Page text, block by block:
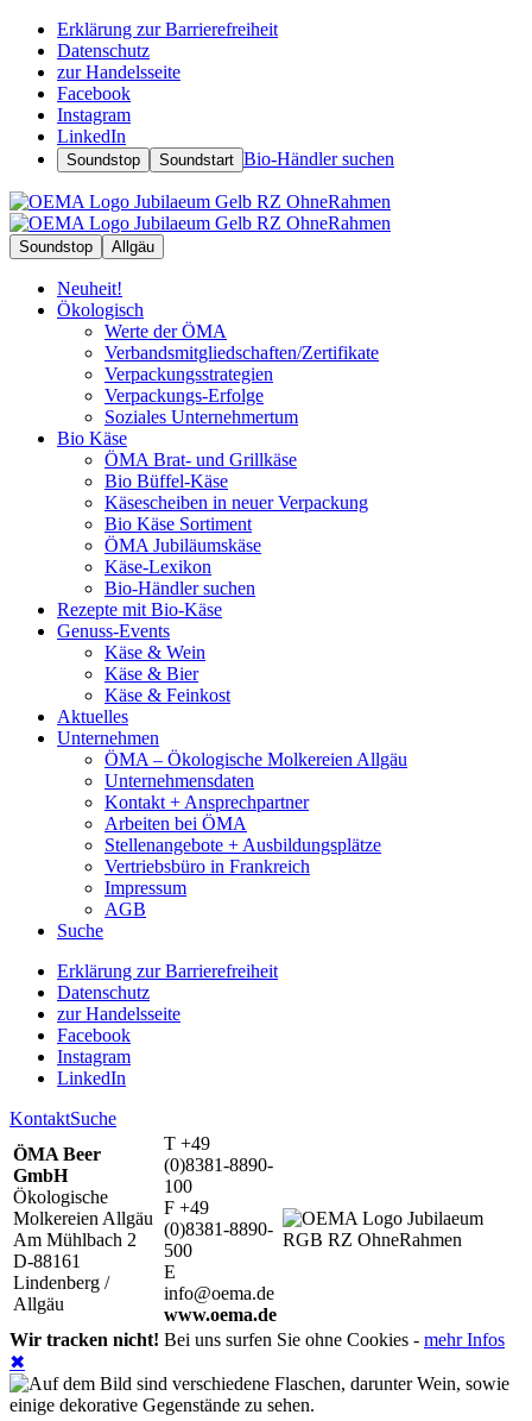
Erklärung zur Barrierefreiheit
Datenschutz
zur Handelsseite
Facebook
Instagram
LinkedIn
Soundstop Soundstart Bio-Händler suchen
Soundstop Allgäu
Neuheit!
Ökologisch
Werte der ÖMA
Verbandsmitgliedschaften/Zertifikate
Verpackungsstrategien
Verpackungs-Erfolge
Soziales Unternehmertum
Bio Käse
ÖMA Brat- und Grillkäse
Bio Büffel-Käse
Käsescheiben in neuer Verpackung
Bio Käse Sortiment
ÖMA Jubiläumskäse
Käse-Lexikon
Bio-Händler suchen
Rezepte mit Bio-Käse
Genuss-Events
Käse & Wein
Käse & Bier
Käse & Feinkost
Aktuelles
Unternehmen
ÖMA – Ökologische Molkereien Allgäu
Unternehmensdaten
Kontakt + Ansprechpartner
Arbeiten bei ÖMA
Stellenangebote + Ausbildungsplätze
Vertriebsbüro in Frankreich
Impressum
AGB
Suche
Erklärung zur Barrierefreiheit
Datenschutz
zur Handelsseite
Facebook
Instagram
LinkedIn
KontaktSuche
ÖMA Beer
GmbH
Ökologische
Molkereien Allgäu
Am Mühlbach 2
D-88161
Lindenberg /
Allgäu
T +49
(0)8381-8890-
100
F +49
(0)8381-8890-
500
E
info@oema.de
www.oema.de
Wir tracken nicht! Bei uns surfen Sie ohne Cookies - mehr Infos
✖